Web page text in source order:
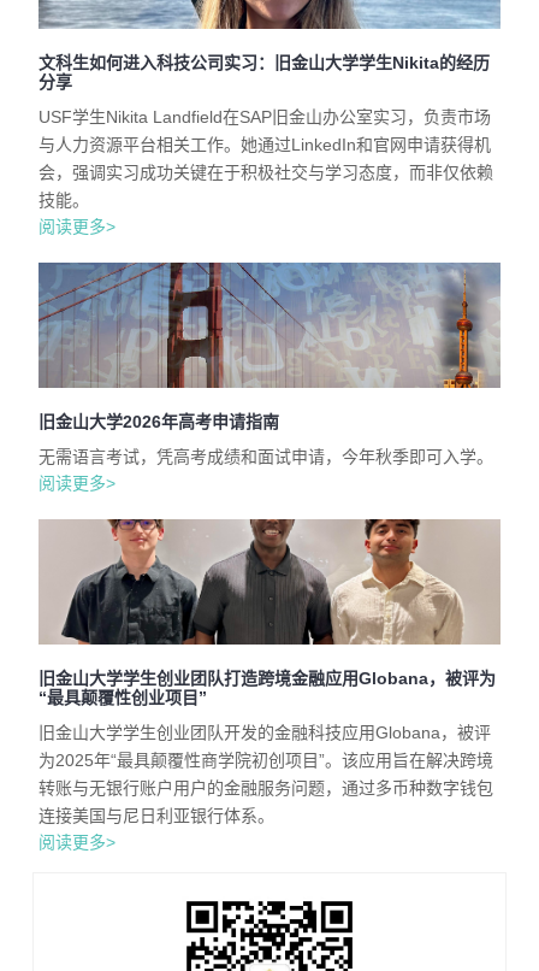
文科生如何进入科技公司实习：旧金山大学学生Nikita的经历
分享
USF学生Nikita Landfield在SAP旧金山办公室实习，负责市场
与人力资源平台相关工作。她通过LinkedIn和官网申请获得机
会，强调实习成功关键在于积极社交与学习态度，而非仅依赖
技能。
阅读更多>
旧金山大学2026年高考申请指南
无需语言考试，凭高考成绩和面试申请，今年秋季即可入学。
阅读更多>
旧金山大学学生创业团队打造跨境金融应用Globana，被评为
“最具颠覆性创业项目”
旧金山大学学生创业团队开发的金融科技应用Globana，被评
为2025年“最具颠覆性商学院初创项目”。该应用旨在解决跨境
转账与无银行账户用户的金融服务问题，通过多币种数字钱包
连接美国与尼日利亚银行体系。
阅读更多>